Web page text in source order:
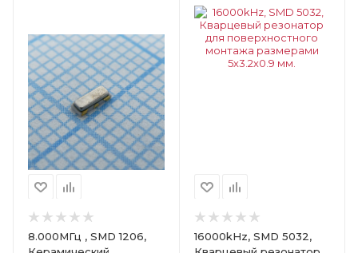
8.000МГц , SMD 1206,
16000kHz, SMD 5032,